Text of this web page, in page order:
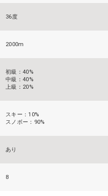
36度
2000m
初級：40%
中級：40%
上級：20%
スキー：10%
スノボー：90%
あり
8